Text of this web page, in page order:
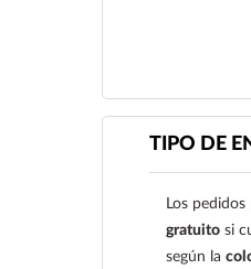
TIPO DE
Los
gratuito si
según la